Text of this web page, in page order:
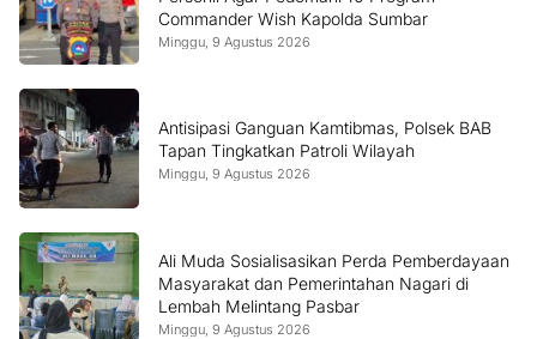
Commander Wish Kapolda Sumbar
Minggu, 9 Agustus 2026
Antisipasi Ganguan Kamtibmas, Polsek BAB
Tapan Tingkatkan Patroli Wilayah
Minggu, 9 Agustus 2026
Ali Muda Sosialisasikan Perda Pemberdayaan
Masyarakat dan Pemerintahan Nagari di
Lembah Melintang Pasbar
Minggu, 9 Agustus 2026